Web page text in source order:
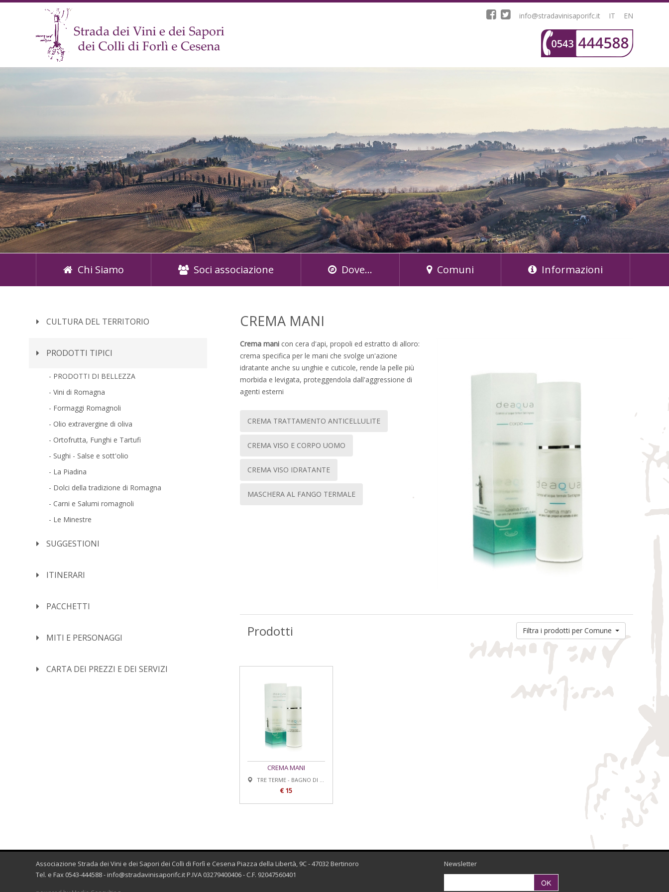
info@stradavinisaporifc.it IT EN
Chi Siamo Soci associazione Dove... Comuni Informazioni
CULTURA DEL TERRITORIO
PRODOTTI TIPICI
PRODOTTI DI BELLEZZA
Vini di Romagna
Formaggi Romagnoli
Olio extravergine di oliva
Ortofrutta, Funghi e Tartufi
Sughi - Salse e sott'olio
La Piadina
Dolci della tradizione di Romagna
Carni e Salumi romagnoli
Le Minestre
SUGGESTIONI
ITINERARI
PACCHETTI
MITI E PERSONAGGI
CARTA DEI PREZZI E DEI SERVIZI
CREMA MANI
Crema mani con cera d'api, propoli ed estratto di alloro:
crema specifica per le mani che svolge un'azione
idratante anche su unghie e cuticole, rende la pelle più
morbida e levigata, proteggendola dall'aggressione di
agenti esterni
CREMA TRATTAMENTO ANTICELLULITE
CREMA VISO E CORPO UOMO
CREMA VISO IDRATANTE
MASCHERA AL FANGO TERMALE
Prodotti Filtra i prodotti per Comune
CREMA MANI
TRE TERME - BAGNO DI ROMAGNA
€ 15
Associazione Strada dei Vini e dei Sapori dei Colli di Forlì e Cesena Piazza della Libertà, 9C - 47032 Bertinoro
Tel. e Fax 0543-444588 - info@stradavinisaporifc.it P.IVA 03279400406 - C.F. 92047560401
Newsletter